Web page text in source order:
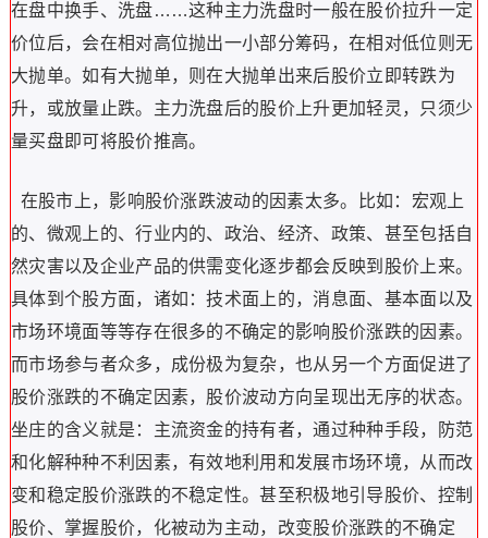
在盘中换手、洗盘……这种主力洗盘时一般在股价拉升一定
价位后，会在相对高位抛出一小部分筹码，在相对低位则无
大抛单。如有大抛单，则在大抛单出来后股价立即转跌为
升，或放量止跌。主力洗盘后的股价上升更加轻灵，只须少
量买盘即可将股价推高。
在股市上，影响股价涨跌波动的因素太多。比如：宏观上
的、微观上的、行业内的、政治、经济、政策、甚至包括自
然灾害以及企业产品的供需变化逐步都会反映到股价上来。
具体到个股方面，诸如：技术面上的，消息面、基本面以及
市场环境面等等存在很多的不确定的影响股价涨跌的因素。
而市场参与者众多，成份极为复杂，也从另一个方面促进了
股价涨跌的不确定因素，股价波动方向呈现出无序的状态。
坐庄的含义就是：主流资金的持有者，通过种种手段，防范
和化解种种不利因素，有效地利用和发展市场环境，从而改
变和稳定股价涨跌的不稳定性。甚至积极地引导股价、控制
股价、掌握股价，化被动为主动，改变股价涨跌的不确定